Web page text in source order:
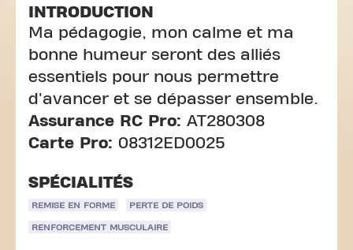
INTRODUCTION
Ma pédagogie, mon calme et ma
bonne humeur seront des alliés
essentiels pour nous permettre
d'avancer et se dépasser ensemble.
Assurance RC Pro: AT280308
Carte Pro: 08312ED0025
SPÉCIALITÉS
REMISE EN FORME PERTE DE POIDS
RENFORCEMENT MUSCULAIRE